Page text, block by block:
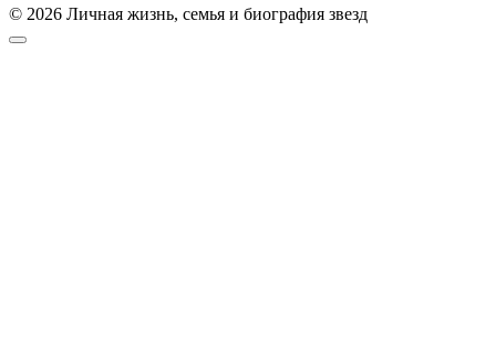
© 2026 Личная жизнь, семья и биография звезд